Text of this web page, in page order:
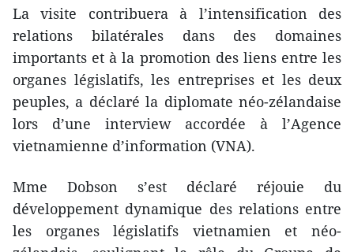
La visite contribuera à l’intensification des
relations bilatérales dans des domaines
importants et à la promotion des liens entre les
organes législatifs, les entreprises et les deux
peuples, a déclaré la diplomate néo-zélandaise
lors d’une interview accordée à l’Agence
vietnamienne d’information (VNA).
Mme Dobson s’est déclaré réjouie du
développement dynamique des relations entre
les organes législatifs vietnamien et néo-